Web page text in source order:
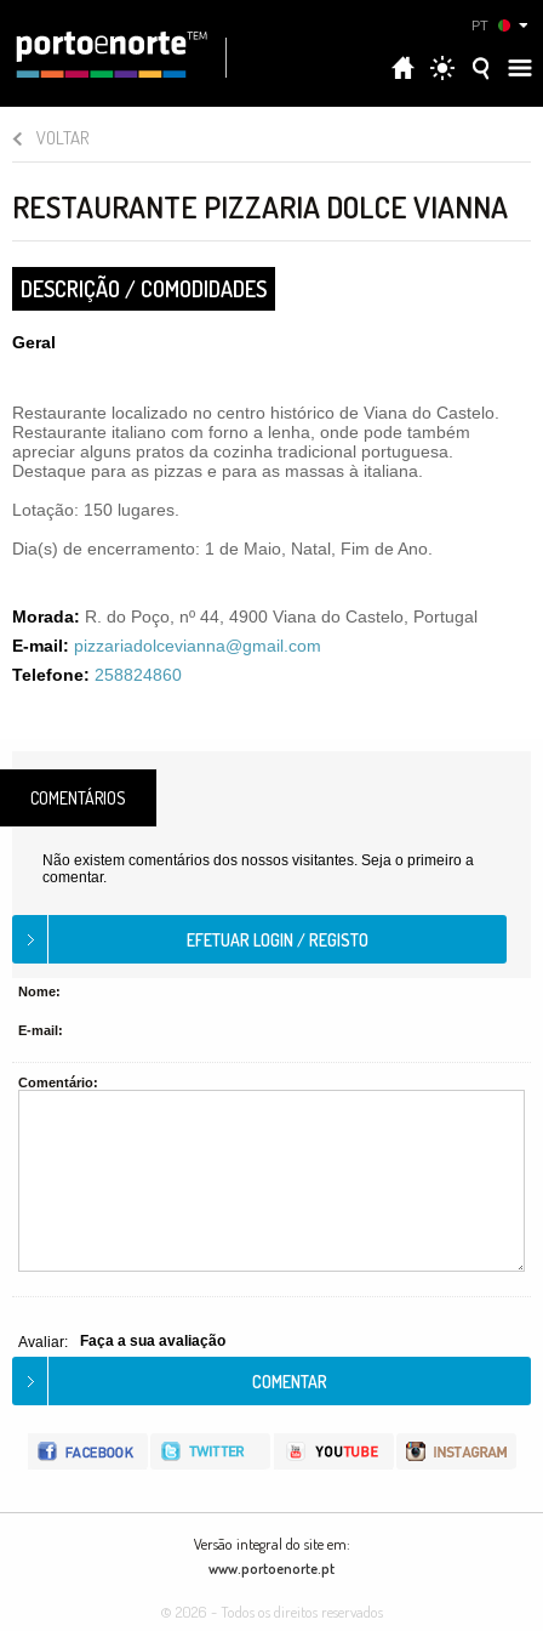
PT
VOLTAR
RESTAURANTE PIZZARIA DOLCE VIANNA
DESCRIÇÃO / COMODIDADES
Geral
Restaurante localizado no centro histórico de Viana do Castelo.
Restaurante italiano com forno a lenha, onde pode também
apreciar alguns pratos da cozinha tradicional portuguesa.
Destaque para as pizzas e para as massas à italiana.
Lotação: 150 lugares.
Dia(s) de encerramento: 1 de Maio, Natal, Fim de Ano.
Morada: R. do Poço, nº 44, 4900 Viana do Castelo, Portugal
E-mail: pizzariadolcevianna@gmail.com
Telefone: 258824860
COMENTÁRIOS
Não existem comentários dos nossos visitantes. Seja o primeiro a
comentar.
Nome:
E-mail:
Comentário:
Avaliar: Faça a sua avaliação
Versão integral do site em:
www.portoenorte.pt
© 2026 - Todos os direitos reservados